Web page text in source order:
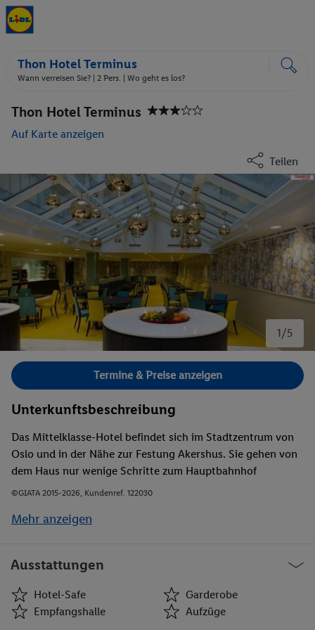
Thon Hotel Terminus
Wann verreisen Sie? | 2 Pers. | Wo geht es los?
Thon Hotel Terminus
Auf Karte anzeigen
Teilen
1/5
Bild 1 von 5.
Termine & Preise anzeigen
Unterkunftsbeschreibung
Das Mittelklasse-Hotel befindet sich im Stadtzentrum von
Oslo und in der Nähe zur Festung Akershus. Sie gehen von
dem Haus nur wenige Schritte zum Hauptbahnhof
Sentralstasjon.
©GIATA 2015-2026, Kundenref. 122030
Mehr anzeigen
Ausstattungen
Hotel-Safe
Garderobe
Empfangshalle
Aufzüge